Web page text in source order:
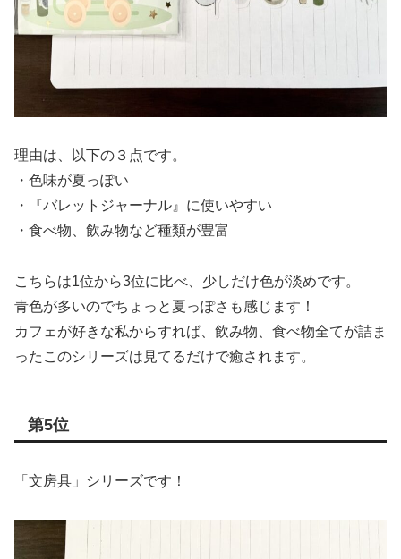
理由は、以下の３点です。
・色味が夏っぽい
・『バレットジャーナル』に使いやすい
・食べ物、飲み物など種類が豊富
こちらは1位から3位に比べ、少しだけ色が淡めです。
青色が多いのでちょっと夏っぽさも感じます！
カフェが好きな私からすれば、飲み物、食べ物全てが詰ま
ったこのシリーズは見てるだけで癒されます。
第5位
「文房具」シリーズです！